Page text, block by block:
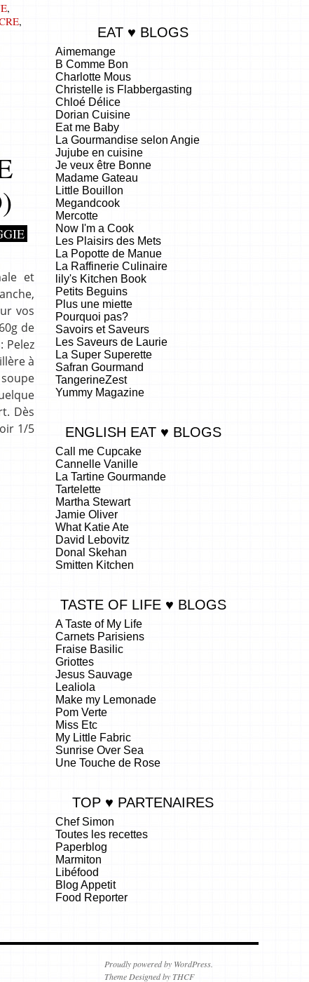
,
,
et
vos
de
Pelez
à
Dès
1/5
EAT ♥ BLOGS
Aimemange
B Comme Bon
Charlotte Mous
Christelle is Flabbergasting
Chloé Délice
Dorian Cuisine
Eat me Baby
La Gourmandise selon Angie
Jujube en cuisine
Je veux être Bonne
Madame Gateau
Little Bouillon
Megandcook
Mercotte
Now I'm a Cook
Les Plaisirs des Mets
La Popotte de Manue
La Raffinerie Culinaire
lily's Kitchen Book
Petits Beguins
Plus une miette
Pourquoi pas?
Savoirs et Saveurs
Les Saveurs de Laurie
La Super Superette
Safran Gourmand
TangerineZest
Yummy Magazine
ENGLISH EAT ♥ BLOGS
Call me Cupcake
Cannelle Vanille
La Tartine Gourmande
Tartelette
Martha Stewart
Jamie Oliver
What Katie Ate
David Lebovitz
Donal Skehan
Smitten Kitchen
TASTE OF LIFE ♥ BLOGS
A Taste of My Life
Carnets Parisiens
Fraise Basilic
Griottes
Jesus Sauvage
Lealiola
Make my Lemonade
Pom Verte
Miss Etc
My Little Fabric
Sunrise Over Sea
Une Touche de Rose
TOP ♥ PARTENAIRES
Chef Simon
Toutes les recettes
Paperblog
Marmiton
Libéfood
Blog Appetit
Food Reporter
Proudly powered by WordPress.
Theme Designed by THCF